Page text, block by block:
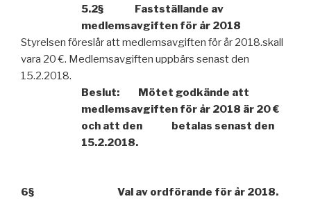
5.2§ Fastställande av
medlemsavgiften för år 2018
Styrelsen föreslår att medlemsavgiften för år 2018.skall
vara 20 €. Medlemsavgiften uppbärs senast den
15.2.2018.
Beslut: Mötet godkände att
medlemsavgiften för år 2018 är 20 €
och att den betalas senast den
15.2.2018.
6§ Val av ordförande för år 2018.